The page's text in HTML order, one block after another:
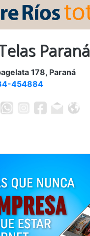
Paraná
178, Paraná
454884